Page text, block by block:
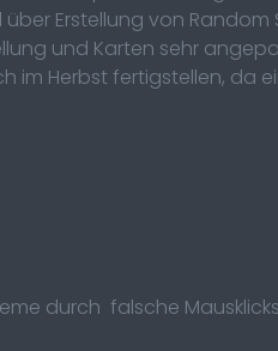
Erstellung von Random
und Karten sehr
im Herbst fertigstellen, da
durch falsche